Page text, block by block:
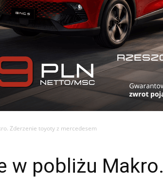
Zderzenie toyoty z mercedesem
w pobliżu Makro.